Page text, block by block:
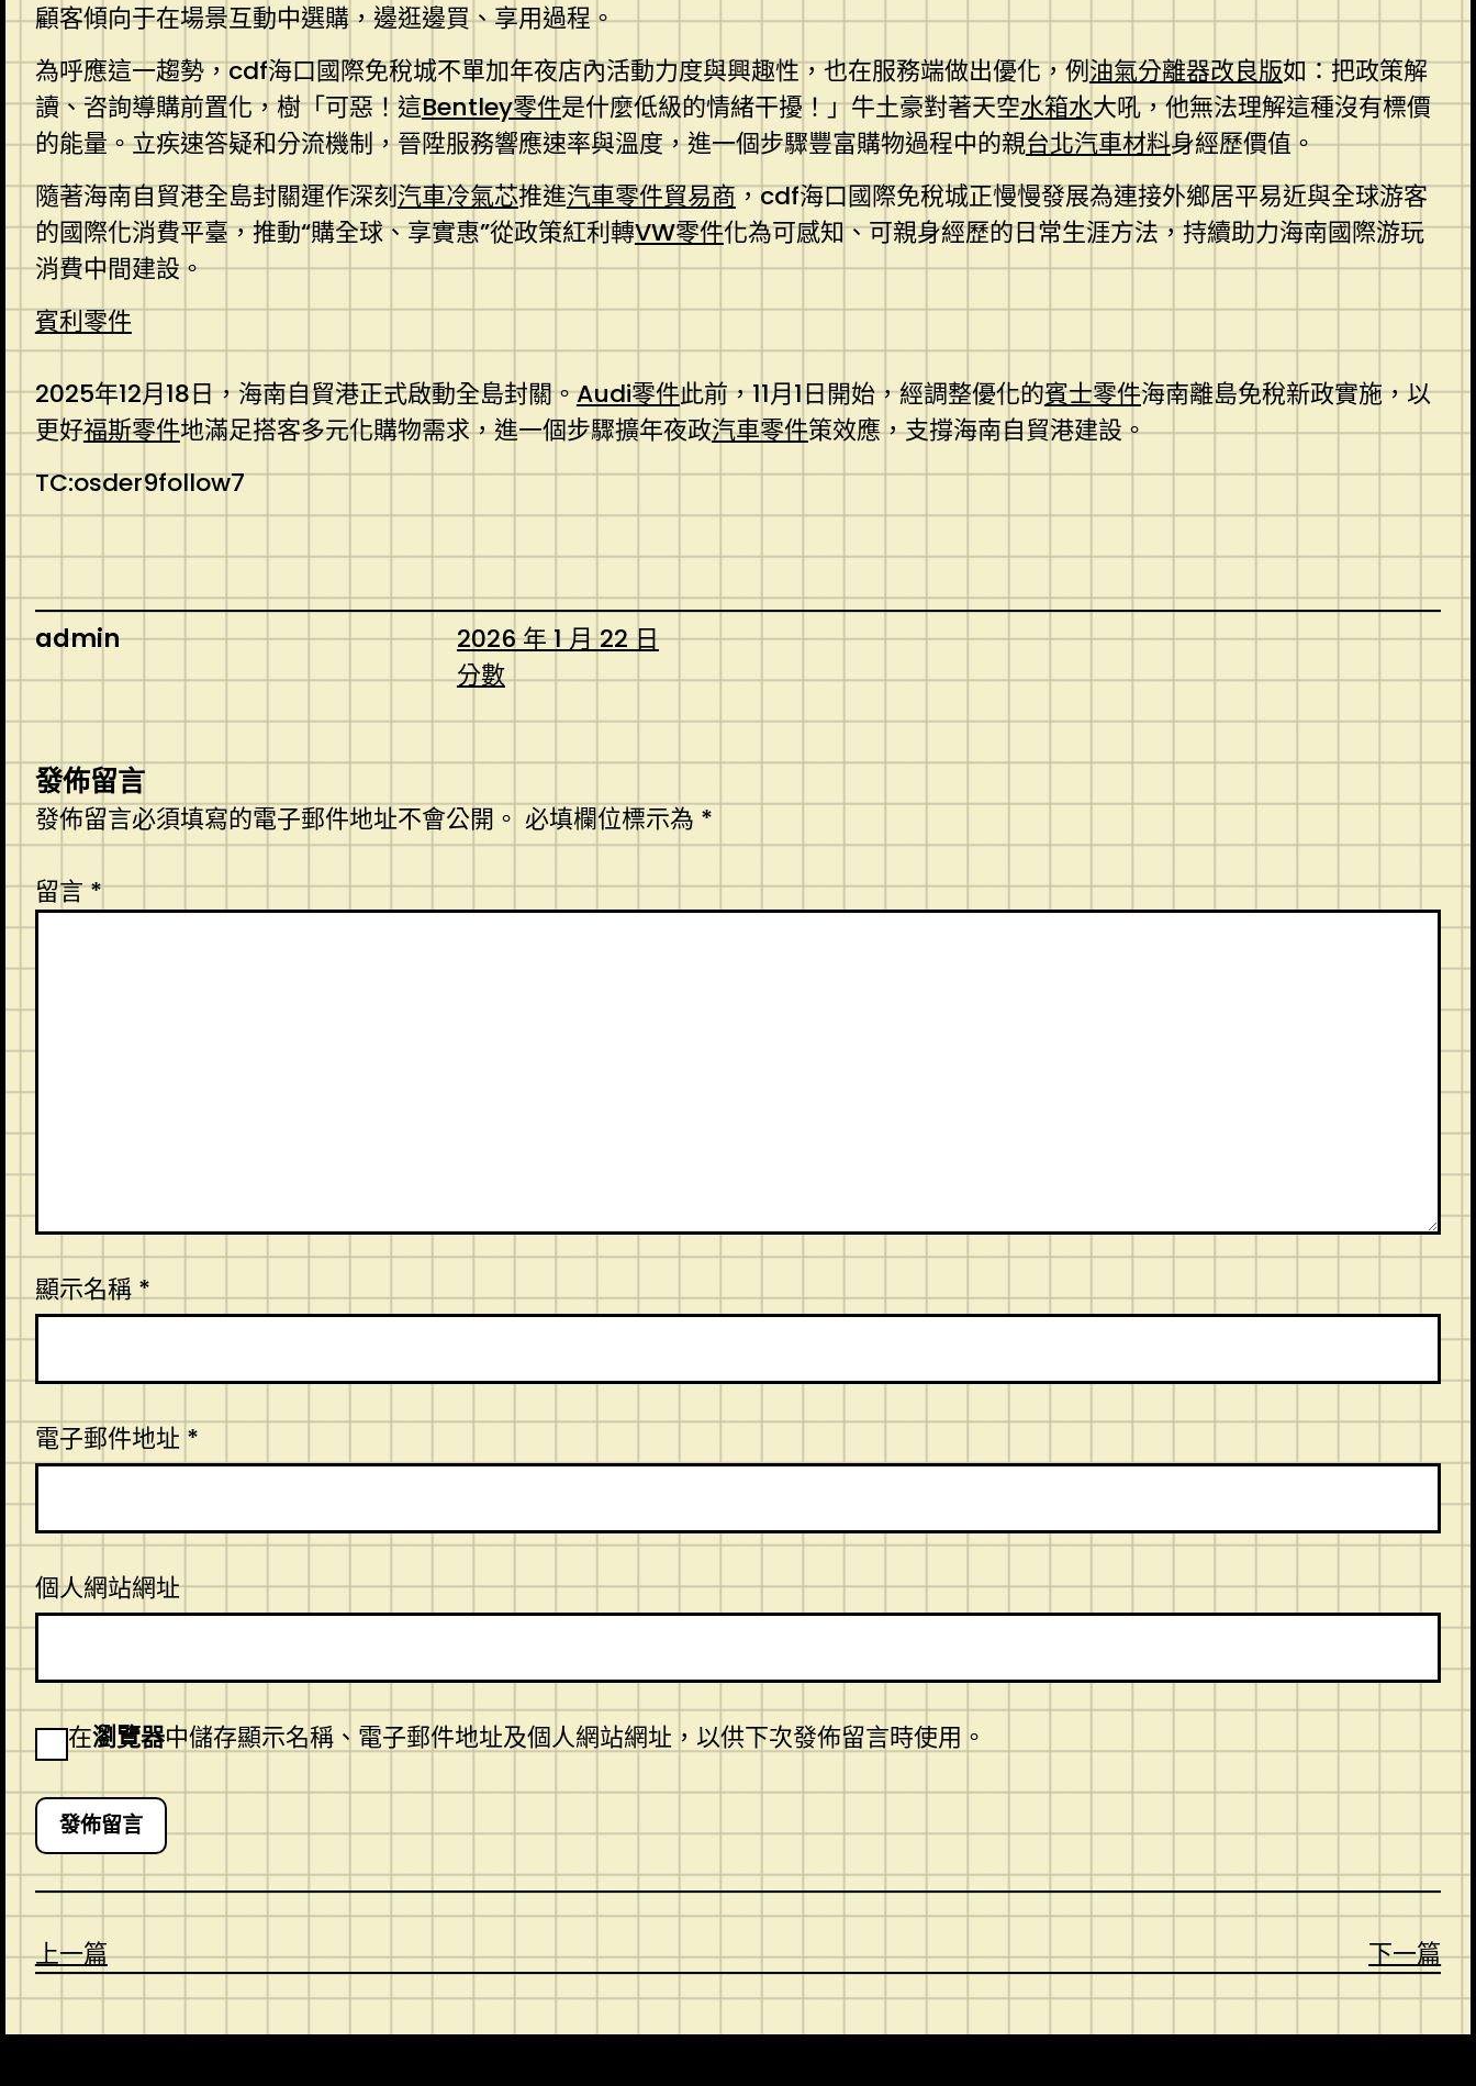
顧客傾向于在場景互動中選購，邊逛邊買、享用過程。
為呼應這一趨勢，cdf海口國際免稅城不單加年夜店內活動力度與興趣性，也在服務端做出優化，例油氣分離器改良版如：把政策解
讀、咨詢導購前置化，樹「可惡！這Bentley零件是什麼低級的情緒干擾！」牛土豪對著天空水箱水大吼，他無法理解這種沒有標價
的能量。立疾速答疑和分流機制，晉陞服務響應速率與溫度，進一個步驟豐富購物過程中的親台北汽車材料身經歷價值。
隨著海南自貿港全島封關運作深刻汽車冷氣芯推進汽車零件貿易商，cdf海口國際免稅城正慢慢發展為連接外鄉居平易近與全球游客
的國際化消費平臺，推動“購全球、享實惠”從政策紅利轉VW零件化為可感知、可親身經歷的日常生涯方法，持續助力海南國際游玩
消費中間建設。
賓利零件
2025年12月18日，海南自貿港正式啟動全島封關。Audi零件此前，11月1日開始，經調整優化的賓士零件海南離島免稅新政實施，以
更好福斯零件地滿足搭客多元化購物需求，進一個步驟擴年夜政汽車零件策效應，支撐海南自貿港建設。
TC:osder9follow7
admin
2026 年 1 月 22 日
分數
發佈留言
發佈留言必須填寫的電子郵件地址不會公開。 必填欄位標示為 *
留言*
顯示名稱*
電子郵件地址 *
個人網站網址
在瀏覽器中儲存顯示名稱、電子郵件地址及個人網站網址，以供下次發佈留言時使用。
上一篇 下一篇